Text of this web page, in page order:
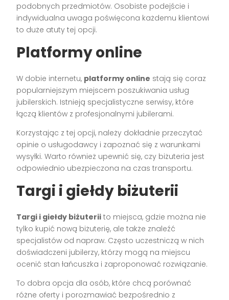
podobnych przedmiotów. Osobiste podejście i
indywidualna uwaga poświęcona każdemu klientowi
to duże atuty tej opcji.
Platformy online
W dobie internetu, platformy online stają się coraz
popularniejszym miejscem poszukiwania usług
jubilerskich. Istnieją specjalistyczne serwisy, które
łączą klientów z profesjonalnymi jubilerami.
Korzystając z tej opcji, należy dokładnie przeczytać
opinie o usługodawcy i zapoznać się z warunkami
wysyłki. Warto również upewnić się, czy biżuteria jest
odpowiednio ubezpieczona na czas transportu.
Targi i giełdy biżuterii
Targi i giełdy biżuterii to miejsca, gdzie można nie
tylko kupić nową biżuterię, ale także znaleźć
specjalistów od napraw. Często uczestniczą w nich
doświadczeni jubilerzy, którzy mogą na miejscu
ocenić stan łańcuszka i zaproponować rozwiązanie.
To dobra opcja dla osób, które chcą porównać
różne oferty i porozmawiać bezpośrednio z